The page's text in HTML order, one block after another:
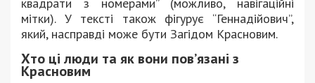
мітки). У тексті також фігурує “Геннадійович”,
який, насправді може бути Загідом Красновим.
Хто ці люди та як вони пов’язані з
Красновим